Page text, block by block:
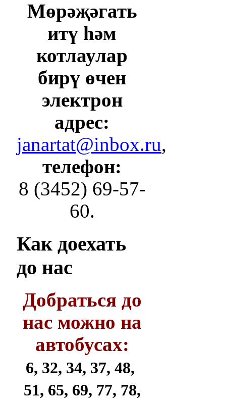
Мөрәҗәгать
итү һәм
котлаулар
бирү өчен
электрон
адрес:
janartat@inbox.ru,
телефон:
8 (3452) 69-57-
60.
Как доехать
до нас
Добраться до
нас можно на
автобусах:
6, 32, 34, 37, 48,
51, 65, 69, 77, 78,